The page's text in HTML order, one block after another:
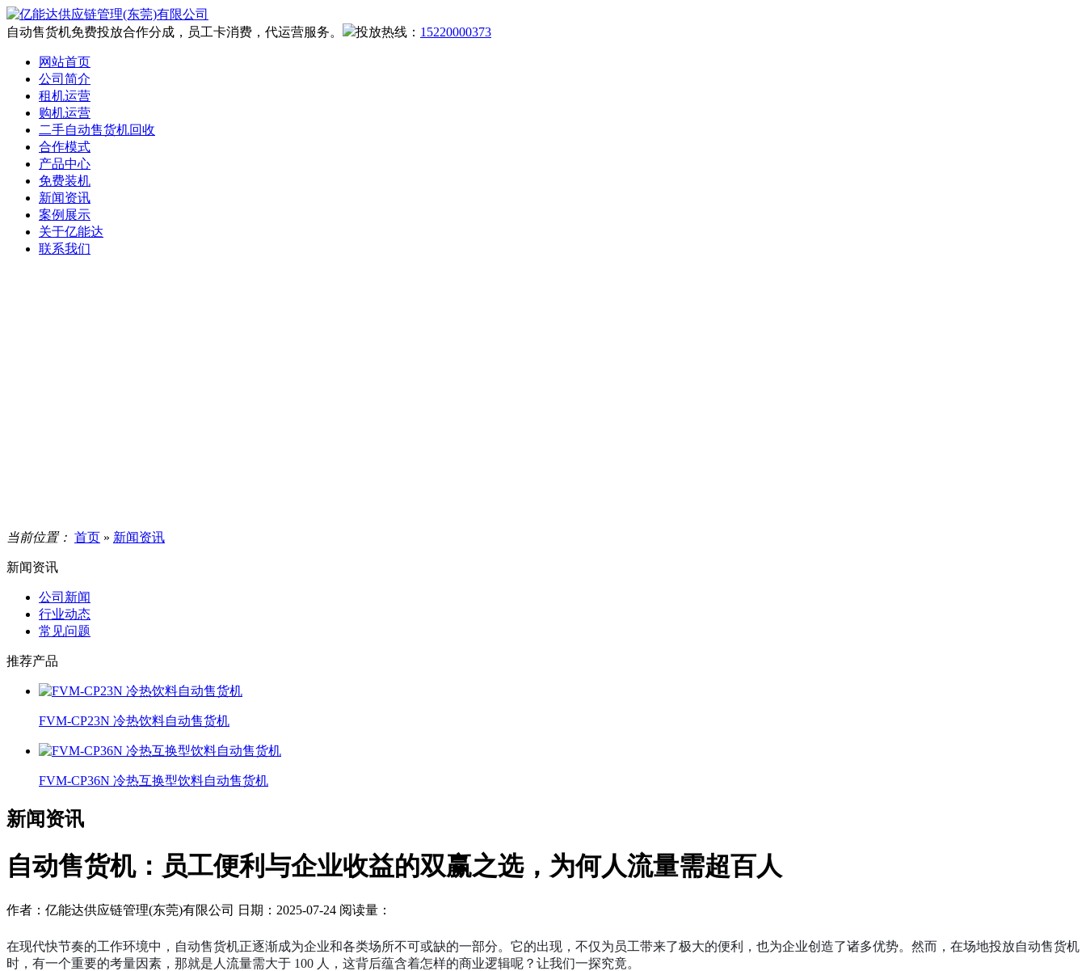
自动售货机免费投放合作分成，员工卡消费，代运营服务。 投放热线： 15220000373
网站首页
公司简介
租机运营
购机运营
二手自动售货机回收
合作模式
产品中心
免费装机
新闻资讯
案例展示
关于亿能达
联系我们
当前位置： 首页 » 新闻资讯
新闻资讯
公司新闻
行业动态
常见问题
推荐产品
FVM-CP23N 冷热饮料自动售货机
FVM-CP36N 冷热互换型饮料自动售货机
新闻资讯
‌自动售货机：员工便利与企业收益的双赢之选，为何人流量需超百人
作者：亿能达供应链管理(东莞)有限公司 日期：2025-07-24 阅读量：
在现代快节奏的工作环境中，自动售货机正逐渐成为企业和各类场所不可或缺的一部分。它的出现，不仅为员工带来了极大的便利，也为企业创造了诸多优势。然而，在场地投放自动售货机
时，有一个重要的考量因素，那就是人流量需大于 100 人，这背后蕴含着怎样的商业逻辑呢？让我们一探究竟。